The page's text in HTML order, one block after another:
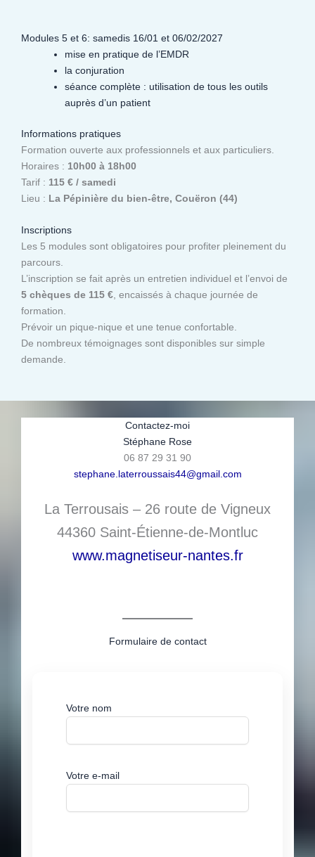
Modules 5 et 6: samedis 16/01 et 06/02/2027
mise en pratique de l’EMDR
la conjuration
séance complète : utilisation de tous les outils
auprès d’un patient
Informations pratiques
Formation ouverte aux professionnels et aux particuliers.
Horaires : 10h00 à 18h00
Tarif : 115 € / samedi
Lieu : La Pépinière du bien-être, Couëron (44)
Inscriptions
Les 5 modules sont obligatoires pour profiter pleinement du
parcours.
L’inscription se fait après un entretien individuel et l’envoi de
5 chèques de 115 €, encaissés à chaque journée de
formation.
Prévoir un pique-nique et une tenue confortable.
De nombreux témoignages sont disponibles sur simple
demande.
Contactez-moi
Stéphane Rose
06 87 29 31 90
stephane.laterroussais44@gmail.com
La Terrousais – 26 route de Vigneux
44360 Saint-Étienne-de-Montluc
www.magnetiseur-nantes.fr
Formulaire de contact
Votre nom
Votre e-mail